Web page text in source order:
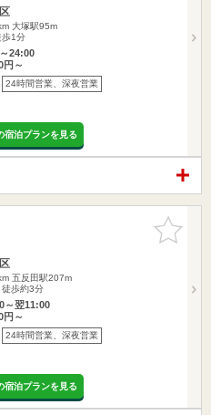
大塚駅95m
歩1分
24:00
円～
24時間営業、深夜営業
宿泊プランを見る
お気に入
りに追加
五反田駅207m
徒歩約3分
～翌11:00
円～
24時間営業、深夜営業
宿泊プランを見る